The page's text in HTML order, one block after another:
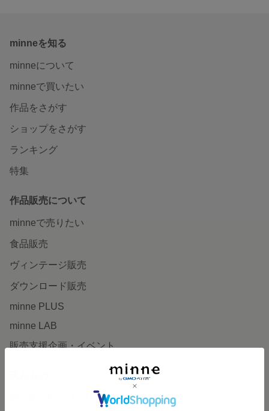
minneを知る
minneについて
minneで買いたい
作品をさがす
ショップをさがす
ランキング
特集
作品販売について
minneで売りたい
食品販売
ヴィンテージ販売
ダウンロード販売
minne PLUS
minne LAB
販売支援企画・イベント
minneとものづくりと